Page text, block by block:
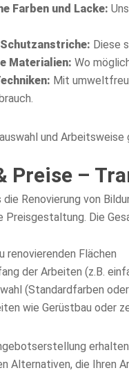
Farben und Lacke:
Diese
Materialien: Wo
Mit
und
Preise –
die Renovierung von
Preisgestaltung. Die
renovierenden Flächen
der Arbeiten (z.B.
(Standardfarben
wie Gerüstbau oder
Alternativen, die Ihren